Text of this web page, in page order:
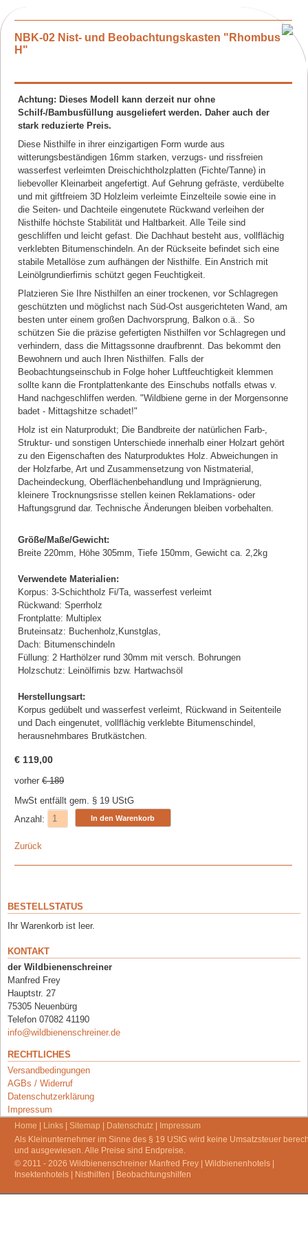
NBK-02 Nist- und Beobachtungskasten "Rhombus
H"
Achtung: Dieses Modell kann derzeit nur ohne
Schilf-/Bambusfüllung ausgeliefert werden. Daher auch der
stark reduzierte Preis.
Diese Nisthilfe in ihrer einzigartigen Form wurde aus
witterungsbeständigen 16mm starken, verzugs- und rissfreien
wasserfest verleimten Dreischichtholzplatten (Fichte/Tanne) in
liebevoller Kleinarbeit angefertigt. Auf Gehrung gefräste, verdübelte
und mit giftfreiem 3D Holzleim verleimte Einzelteile sowie eine in
die Seiten- und Dachteile eingenutete Rückwand verleihen der
Nisthilfe höchste Stabilität und Haltbarkeit. Alle Teile sind
geschliffen und leicht gefast. Die Dachhaut besteht aus, vollflächig
verklebten Bitumenschindeln. An der Rückseite befindet sich eine
stabile Metallöse zum aufhängen der Nisthilfe. Ein Anstrich mit
Leinölgrundierfirnis schützt gegen Feuchtigkeit.
Platzieren Sie Ihre Nisthilfen an einer trockenen, vor Schlagregen
geschützten und möglichst nach Süd-Ost ausgerichteten Wand, am
besten unter einem großen Dachvorsprung, Balkon o.ä.. So
schützen Sie die präzise gefertigten Nisthilfen vor Schlagregen und
verhindern, dass die Mittagssonne draufbrennt. Das bekommt den
Bewohnern und auch Ihren Nisthilfen. Falls der
Beobachtungseinschub in Folge hoher Luftfeuchtigkeit klemmen
sollte kann die Frontplattenkante des Einschubs notfalls etwas v.
Hand nachgeschliffen werden. "Wildbiene gerne in der Morgensonne
badet - Mittagshitze schadet!"
Holz ist ein Naturprodukt; Die Bandbreite der natürlichen Farb-,
Struktur- und sonstigen Unterschiede innerhalb einer Holzart gehört
zu den Eigenschaften des Naturproduktes Holz. Abweichungen in
der Holzfarbe, Art und Zusammensetzung von Nistmaterial,
Dacheindeckung, Oberflächenbehandlung und Imprägnierung,
kleinere Trocknungsrisse stellen keinen Reklamations- oder
Haftungsgrund dar. Technische Änderungen bleiben vorbehalten.
Größe/Maße/Gewicht:
Breite 220mm, Höhe 305mm, Tiefe 150mm, Gewicht ca. 2,2kg
Verwendete Materialien:
Korpus: 3-Schichtholz Fi/Ta, wasserfest verleimt
Rückwand: Sperrholz
Frontplatte: Multiplex
Bruteinsatz: Buchenholz,Kunstglas,
Dach: Bitumenschindeln
Füllung: 2 Harthölzer rund 30mm mit versch. Bohrungen
Holzschutz: Leinölfirnis bzw. Hartwachsöl
Herstellungsart:
Korpus gedübelt und wasserfest verleimt, Rückwand in Seitenteile
und Dach eingenutet, vollflächig verklebte Bitumenschindel,
herausnehmbares Brutkästchen.
€ 119,00
vorher € 189
MwSt entfällt gem. § 19 UStG
Anzahl:
Zurück
BESTELLSTATUS
Ihr Warenkorb ist leer.
KONTAKT
der Wildbienenschreiner
Manfred Frey
Hauptstr. 27
75305 Neuenbürg
Telefon 07082 41190
info@wildbienenschreiner.de
RECHTLICHES
Versandbedingungen
AGBs / Widerruf
Datenschutzerklärung
Impressum
© 2011 - 2026 Wildbienenschreiner Manfred Frey | Wildbienenhotels |
Insektenhotels | Nisthilfen | Beobachtungshilfen
Home Links Sitemap Datenschutz
Impressum
Als Kleinunternehmer im Sinne des § 19 UStG wird keine Umsatzsteuer
und ausgewiesen. Alle Preise sind Endpreise.